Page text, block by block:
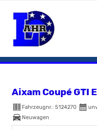
Aixam Coupé GTI
Fahrzeugnr.: 5124270
Neuwagen